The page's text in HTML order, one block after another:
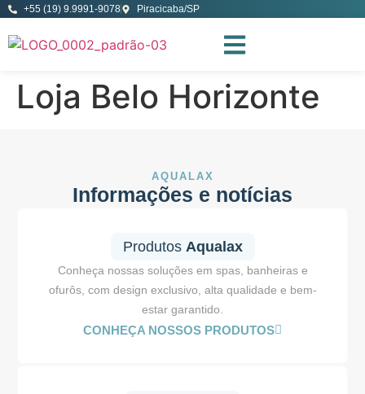
+55 (19) 9.9991-9078 Piracicaba/SP
Loja Belo Horizonte
AQUALAX
Informações e notícias
Produtos Aqualax
Conheça nossas soluções em spas, banheiras e
ofurôs, com design exclusivo, alta qualidade e bem-
estar garantido.
CONHEÇA NOSSOS PRODUTOS